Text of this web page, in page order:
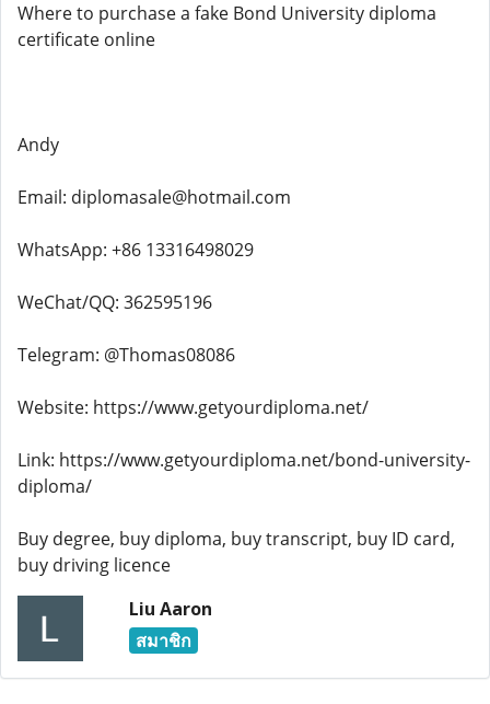
Where to purchase a fake Bond University diploma
certificate online
Andy
Email: diplomasale@hotmail.com
WhatsApp: +86 13316498029
WeChat/QQ: 362595196
Telegram: @Thomas08086
Website: https://www.getyourdiploma.net/
Link: https://www.getyourdiploma.net/bond-university-
diploma/
Buy degree, buy diploma, buy transcript, buy ID card,
buy driving licence
Liu Aaron
สมาชิก